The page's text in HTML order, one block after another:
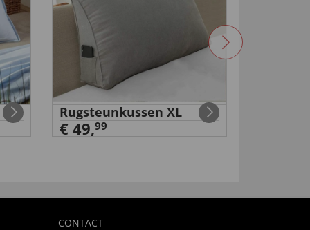
Rugsteunkussen XL
€ 49,99
CONTACT